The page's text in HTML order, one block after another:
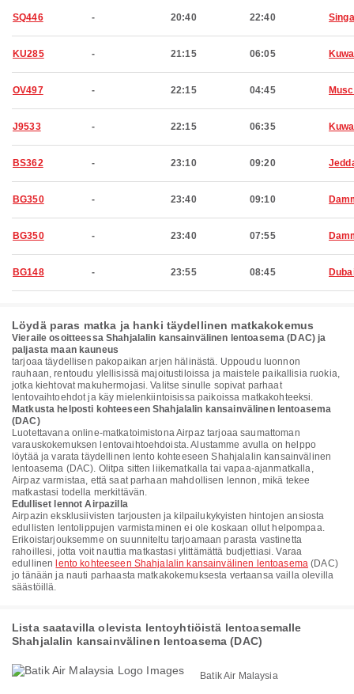
SQ446 - 20:40 22:40
KU285 - 21:15 06:05
OV497 - 22:15 04:45
J9533 - 22:15 06:35
BS362 - 23:10 09:20
BG350 - 23:40 09:10
BG350 - 23:40 07:55
BG148 - 23:55 08:45
Löydä paras matka ja hanki täydellinen matkakokemus
Vieraile osoitteessa Shahjalalin kansainvälinen lentoasema (DAC) ja
paljasta maan kauneus
tarjoaa täydellisen pakopaikan arjen hälinästä. Uppoudu luonnon
rauhaan, rentoudu ylellisissä majoitustiloissa ja maistele paikallisia ruokia,
jotka kiehtovat makuhermojasi. Valitse sinulle sopivat parhaat
lentovaihtoehdot ja käy mielenkiintoisissa paikoissa matkakohteeksi.
Matkusta helposti kohteeseen Shahjalalin kansainvälinen lentoasema
(DAC)
Luotettavana online-matkatoimistona Airpaz tarjoaa saumattoman
varauskokemuksen lentovaihtoehdoista. Alustamme avulla on helppo
löytää ja varata täydellinen lento kohteeseen Shahjalalin kansainvälinen
lentoasema (DAC). Olitpa sitten liikematkalla tai vapaa-ajanmatkalla,
Airpaz varmistaa, että saat parhaan mahdollisen lennon, mikä tekee
matkastasi todella merkittävän.
Edulliset lennot Airpazilla
Airpazin eksklusiivisten tarjousten ja kilpailukykyisten hintojen ansiosta
edullisten lentolippujen varmistaminen ei ole koskaan ollut helpompaa.
Erikoistarjouksemme on suunniteltu tarjoamaan parasta vastinetta
rahoillesi, jotta voit nauttia matkastasi ylittämättä budjettiasi. Varaa
edullinen lento kohteeseen Shahjalalin kansainvälinen lentoasema(DAC)
jo tänään ja nauti parhaasta matkakokemuksesta vertaansa vailla olevilla
säästöillä.
Lista saatavilla olevista lentoyhtiöistä lentoasemalle
Shahjalalin kansainvälinen lentoasema (DAC)
Batik Air Malaysia